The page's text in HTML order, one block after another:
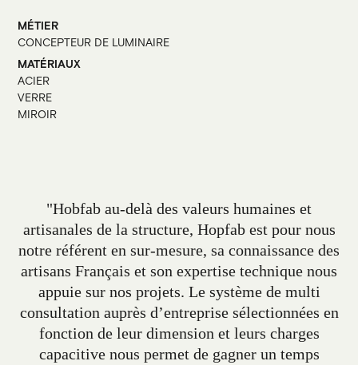
MÉTIER
CONCEPTEUR DE LUMINAIRE
MATÉRIAUX
ACIER
VERRE
MIROIR
"Hobfab au-delà des valeurs humaines et
artisanales de la structure, Hopfab est pour nous
notre référent en sur-mesure, sa connaissance des
artisans Français et son expertise technique nous
appuie sur nos projets. Le système de multi
consultation auprès d’entreprise sélectionnées en
fonction de leur dimension et leurs charges
capacitive nous permet de gagner un temps